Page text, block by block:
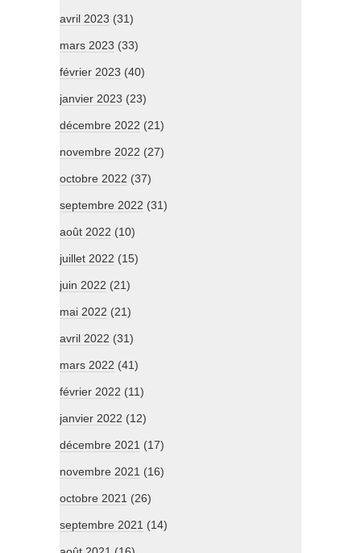
avril 2023 (31)
mars 2023 (33)
février 2023 (40)
janvier 2023 (23)
décembre 2022 (21)
novembre 2022 (27)
octobre 2022 (37)
septembre 2022 (31)
août 2022 (10)
juillet 2022 (15)
juin 2022 (21)
mai 2022 (21)
avril 2022 (31)
mars 2022 (41)
février 2022 (11)
janvier 2022 (12)
décembre 2021 (17)
novembre 2021 (16)
octobre 2021 (26)
septembre 2021 (14)